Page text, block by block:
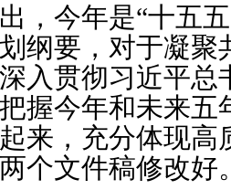
，今年是“十五
纲要，对于凝
入贯彻习近平
握今年和未来
来，充分体现
个文件稿修改好